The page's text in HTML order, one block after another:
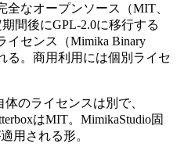
なオープンソース（MIT、
間後にGPL-2.0に移行する
イセンス（Mimika Binary
る。商用利用には個別ライセ
のライセンスは別で、
はMIT。MimikaStudio固
用される形。